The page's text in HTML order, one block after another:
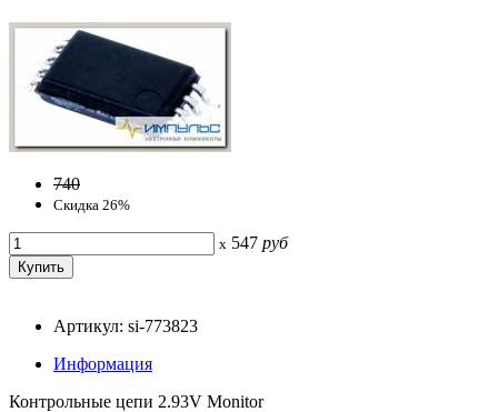
740
Скидка 26%
x 547 руб
Артикул: si-773823
Информация
Контрольные цепи 2.93V Monitor